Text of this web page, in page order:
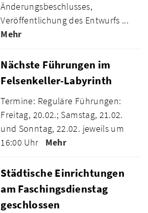
Änderungsbeschlusses,
Veröffentlichung des Entwurfs ...
Mehr
Nächste Führungen im
Felsenkeller-Labyrinth
Termine: Reguläre Führungen:
Freitag, 20.02.; Samstag, 21.02.
und Sonntag, 22.02. jeweils um
16:00 Uhr Mehr
Städtische Einrichtungen
am Faschingsdienstag
geschlossen